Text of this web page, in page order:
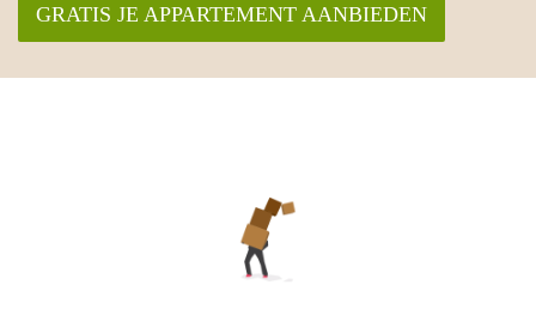
GRATIS JE APPARTEMENT AANBIEDEN